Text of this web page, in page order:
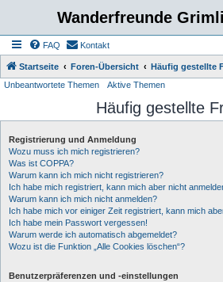
Wanderfreunde
FAQ Kontakt
Startseite Foren-Übersicht Häufig gestellte
Unbeantwortete Themen Aktive Themen
Häufig gestellte
Registrierung und Anmeldung
Wozu muss ich mich registrieren?
Was ist COPPA?
Warum kann ich mich nicht registrieren?
Ich habe mich registriert, kann mich aber nicht
Warum kann ich mich nicht anmelden?
Ich habe mich vor einiger Zeit registriert, kann mich
Ich habe mein Passwort vergessen!
Warum werde ich automatisch abgemeldet?
Wozu ist die Funktion „Alle Cookies löschen“?
Benutzerpräferenzen und -einstellungen